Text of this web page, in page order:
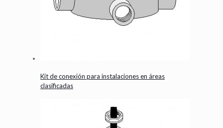
Kit de conexión para instalaciones en áreas
clasificadas